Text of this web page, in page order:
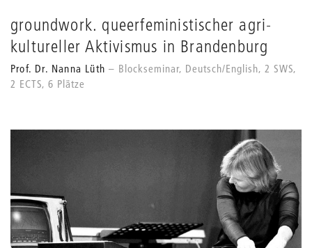
groundwork. queerfeministischer agri-
kultureller Aktivismus in Brandenburg
Prof. Dr. Nanna Lüth
Blockseminar, Deutsch/English, 2 SWS,
2 ECTS, 6 Plätze